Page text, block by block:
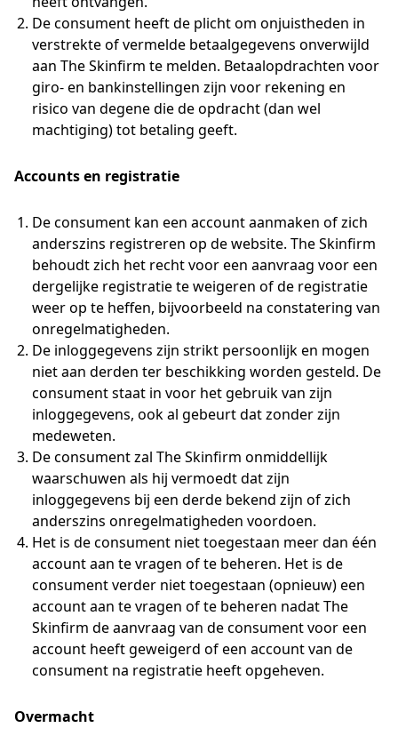
De consument heeft de plicht om onjuistheden in
verstrekte of vermelde betaalgegevens onverwijld
aan The Skinfirm te melden. Betaalopdrachten voor
giro- en bankinstellingen zijn voor rekening en
risico van degene die de opdracht (dan wel
machtiging) tot betaling geeft.
Accounts en registratie
De consument kan een account aanmaken of zich
anderszins registreren op de website. The Skinfirm
behoudt zich het recht voor een aanvraag voor een
dergelijke registratie te weigeren of de registratie
weer op te heffen, bijvoorbeeld na constatering van
onregelmatigheden.
De inloggegevens zijn strikt persoonlijk en mogen
niet aan derden ter beschikking worden gesteld. De
consument staat in voor het gebruik van zijn
inloggegevens, ook al gebeurt dat zonder zijn
medeweten.
De consument zal The Skinfirm onmiddellijk
waarschuwen als hij vermoedt dat zijn
inloggegevens bij een derde bekend zijn of zich
anderszins onregelmatigheden voordoen.
Het is de consument niet toegestaan meer dan één
account aan te vragen of te beheren. Het is de
consument verder niet toegestaan (opnieuw) een
account aan te vragen of te beheren nadat The
Skinfirm de aanvraag van de consument voor een
account heeft geweigerd of een account van de
consument na registratie heeft opgeheven.
Overmacht